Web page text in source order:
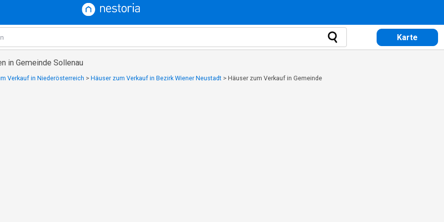
Karte
in Gemeinde Sollenau
Verkauf in Niederösterreich > Häuser zum Verkauf in Bezirk Wiener Neustadt > Häuser zum Verkauf in Gemeinde